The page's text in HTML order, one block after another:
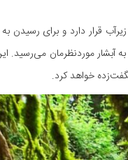
قرار دارد و برای رسیدن به
خواهد کرد.